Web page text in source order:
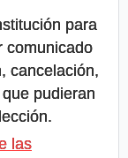
para
comunicado
cancelación,
pudieran
las